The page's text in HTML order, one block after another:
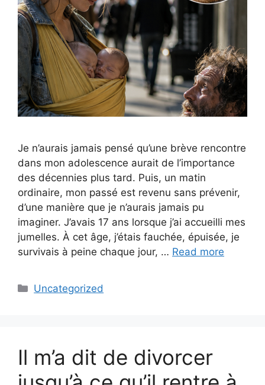
Je n’aurais jamais pensé qu’une brève rencontre
dans mon adolescence aurait de l’importance
des décennies plus tard. Puis, un matin
ordinaire, mon passé est revenu sans prévenir,
d’une manière que je n’aurais jamais pu
imaginer. J’avais 17 ans lorsque j’ai accueilli mes
jumelles. À cet âge, j’étais fauchée, épuisée, je
survivais à peine chaque jour, … Read more
Categories
Uncategorized
Il m’a dit de divorcer